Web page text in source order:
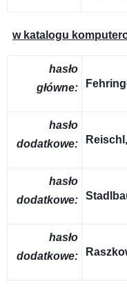
w katalogu
hasło
główne:
hasło
dodatkowe:
hasło
dodatkowe:
hasło
dodatkowe: